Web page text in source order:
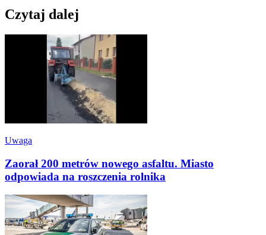
Czytaj dalej
Uwaga
Zaorał 200 metrów nowego asfaltu. Miasto
odpowiada na roszczenia rolnika